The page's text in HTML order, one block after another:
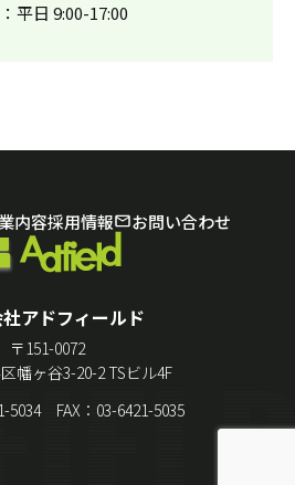
平日 9:00-17:00
アドフィールド
〒151-0072
幡ヶ谷3-20-2 TSビル4F
5034 FAX：03-6421-5035
内容採用情報 お問い合わせ